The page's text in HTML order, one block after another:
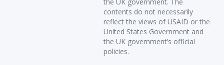
contents do not necessarily
reflect the views of USAID or the
United States Government and
the UK government’s official
policies.